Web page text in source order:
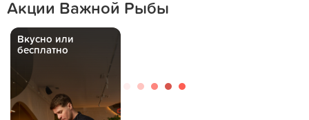
Акции Важной Рыбы
Вкусно или
бесплатно